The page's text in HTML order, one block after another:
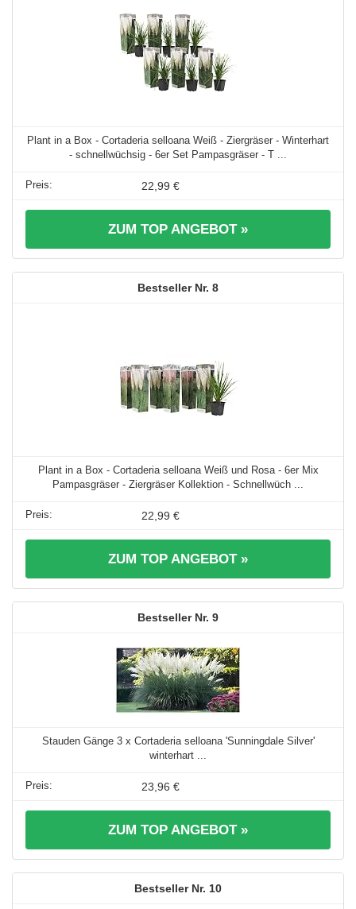
Plant in a Box - Cortaderia selloana Weiß - Ziergräser - Winterhart
- schnellwüchsig - 6er Set Pampasgräser - T ...
22,99 €
ZUM TOP ANGEBOT »
8
Plant in a Box - Cortaderia selloana Weiß und Rosa - 6er Mix
Pampasgräser - Ziergräser Kollektion - Schnellwüch ...
22,99 €
ZUM TOP ANGEBOT »
9
Stauden Gänge 3 x Cortaderia selloana 'Sunningdale Silver'
winterhart ...
23,96 €
ZUM TOP ANGEBOT »
10